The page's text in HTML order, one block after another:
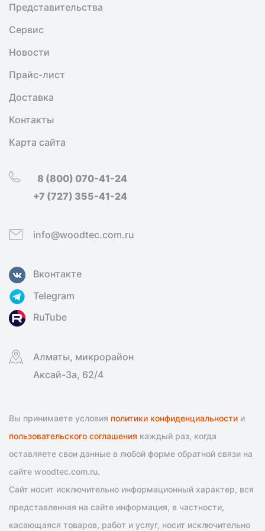
Представительства
Сервис
Новости
Прайс-лист
Доставка
Контакты
Карта сайта
8 (800) 070-41-24
+7 (727) 355-41-24
info@woodtec.com.ru
Вконтакте
Telegram
RuTube
Алматы, микрорайон
Аксай-3а, 62/4
Вы принимаете условия политики конфиденциальности и
пользовательского соглашения каждый раз, когда
оставляете свои данные в любой форме обратной связи на
сайте woodtec.com.ru.
Сайт носит исключительно информационный характер, вся
представленная на сайте информация, в частности,
касающаяся товаров, работ и услуг, носит исключительно